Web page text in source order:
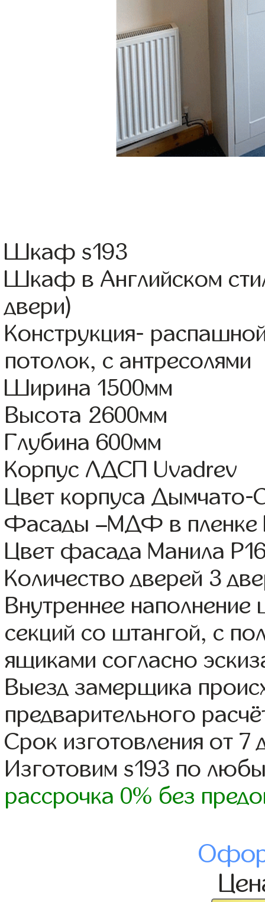
Шкаф s193
Шкаф в Английском
двери)
Конструкция-
потолок, с антресолями
Ширина 1500мм
Высота 2600мм
Глубина 600мм
Корпус ЛДСП Uvadrev
Цвет корпуса Дымчато-
Фасады –МДФ в пленке
Цвет фасада Манила
Количество дверей 3
Внутреннее
секций со штангой, с
ящиками согласно
Выезд замерщика
предварительного
Срок изготовления от 7
Изготовим s193 по
рассрочка 0% без